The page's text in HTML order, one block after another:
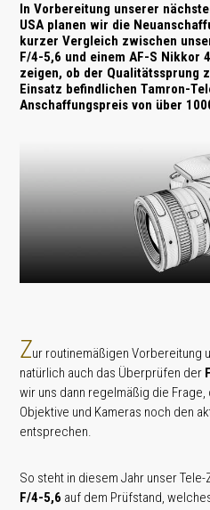
In Vorbereitung unserer
USA planen wir die
kurzer Vergleich zwischen
F/4-5,6 und einemAF-S Nikkor
zeigen, ob der Qualitätssprung
Einsatz befindlichen Tamron-
Anschaffungspreis von über
Zur routinemäßigen Vorbereitung
natürlich auch das Überprüfen der
wir uns dann regelmäßig die
Objektive und Kameras noch den
entsprechen.
So steht in diesem Jahr unser
F/4-5,6 auf dem Prüfstand,